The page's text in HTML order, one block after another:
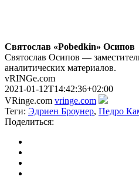
Святослав «Pobedkin» Осипов
Святослав Осипов —
аналитических материалов.
vRINGe.com
2021-01-12T14:42:36+02:00
VRinge.com vringe.com
Теги: Эдриен Броунер, Педро
Поделиться: